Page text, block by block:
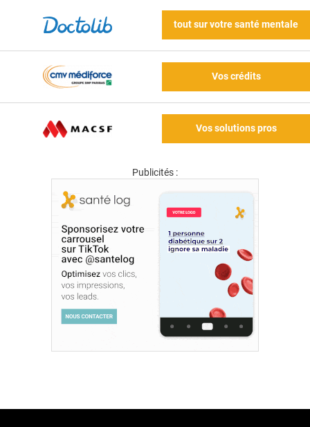
tout sur votre santé mentale
Vos crédits
Vos solutions pros
Publicités :